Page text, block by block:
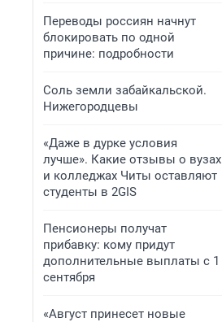
Переводы россиян начнут
блокировать по одной
причине: подробности
Соль земли забайкальской.
Нижегородцевы
«Даже в дурке условия
лучше». Какие отзывы о вузах
и колледжах Читы оставляют
студенты в 2GIS
Пенсионеры получат
прибавку: кому придут
дополнительные выплаты с 1
сентября
«Август принесет новые